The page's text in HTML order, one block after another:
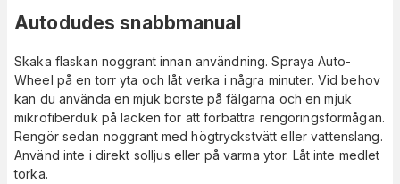
Autodudes snabbmanual
Skaka flaskan noggrant innan användning. Spraya Auto-
Wheel på en torr yta och låt verka i några minuter. Vid behov
kan du använda en mjuk borste på fälgarna och en mjuk
mikrofiberduk på lacken för att förbättra rengöringsförmågan.
Rengör sedan noggrant med högtryckstvätt eller vattenslang.
Använd inte i direkt solljus eller på varma ytor. Låt inte medlet
torka.